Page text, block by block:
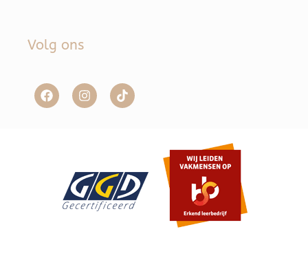
Volg ons
Item toegevoegd aan winkelwagen.
Afrekenen